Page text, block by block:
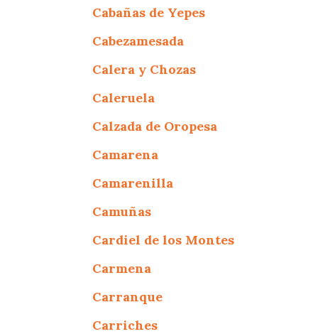
Cabañas de Yepes
Cabezamesada
Calera y Chozas
Caleruela
Calzada de Oropesa
Camarena
Camarenilla
Camuñas
Cardiel de los Montes
Carmena
Carranque
Carriches